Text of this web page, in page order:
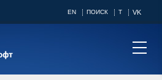
EN ПОИСК T VK